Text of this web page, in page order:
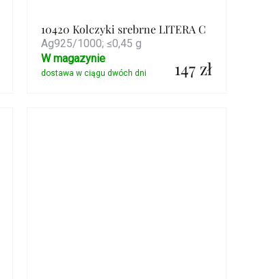
10420 Kolczyki srebrne LITERA C
Ag925/1000; ≤0,45 g
147 zł
W magazynie